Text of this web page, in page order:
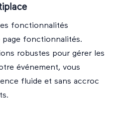
fonctionnalités
fonctionnalités.
robustes pour gérer les
événement, vous
fluide et sans accroc